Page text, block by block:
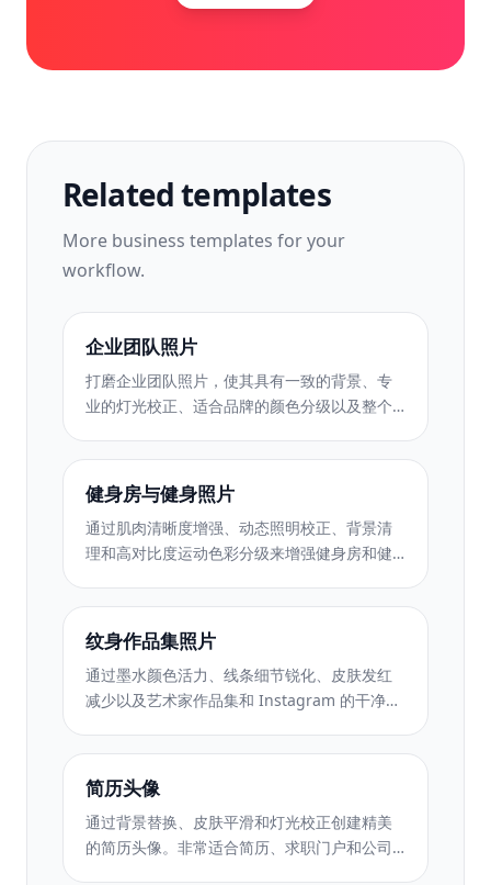
Related templates
More business templates for your
workflow.
企业团队照片
打磨企业团队照片，使其具有一致的背景、专
业的灯光校正、适合品牌的颜色分级以及整个
健身房与健身照片
通过肌肉清晰度增强、动态照明校正、背景清
理和高对比度运动色彩分级来增强健身房和健
纹身作品集照片
通过墨水颜色活力、线条细节锐化、皮肤发红
减少以及艺术家作品集和 Instagram 的干净背
简历头像
通过背景替换、皮肤平滑和灯光校正创建精美
的简历头像。非常适合简历、求职门户和公司